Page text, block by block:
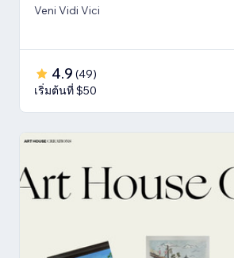
Veni Vidi Vici
4.9 (49)
เริ่มต้นที่ $50